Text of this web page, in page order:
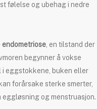
følelse og ubehag i nedre
endometriose , en tilstand der
begynner å vokse
i eggstokkene, buken eller
forårsake sterke smerter,
eggløsning og menstruasjon.